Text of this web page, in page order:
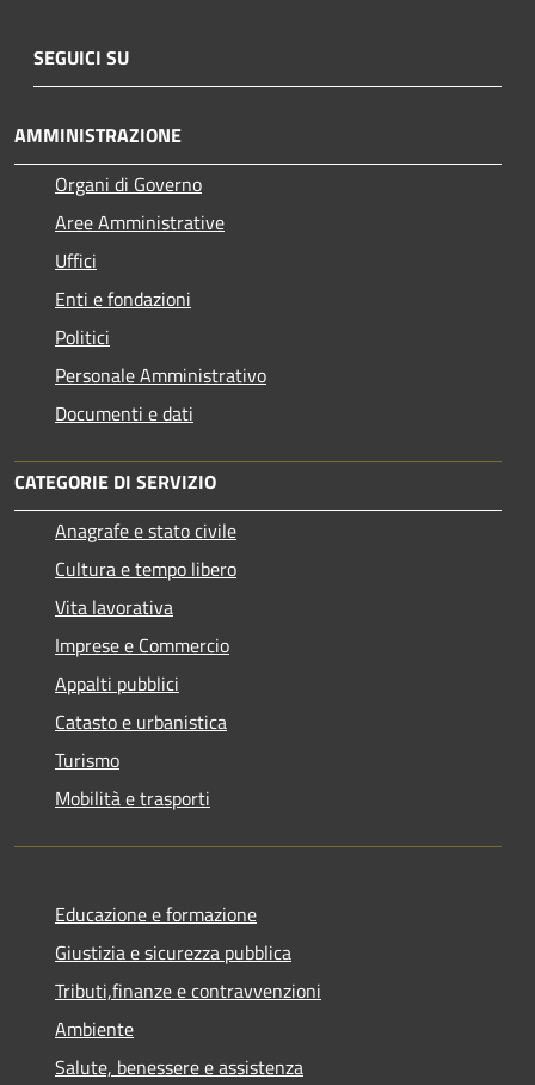
SEGUICI SU
AMMINISTRAZIONE
Organi di Governo
Aree Amministrative
Uffici
Enti e fondazioni
Politici
Personale Amministrativo
Documenti e dati
CATEGORIE DI SERVIZIO
Anagrafe e stato civile
Cultura e tempo libero
Vita lavorativa
Imprese e Commercio
Appalti pubblici
Catasto e urbanistica
Turismo
Mobilità e trasporti
Educazione e formazione
Giustizia e sicurezza pubblica
Tributi,finanze e contravvenzioni
Ambiente
Salute, benessere e assistenza